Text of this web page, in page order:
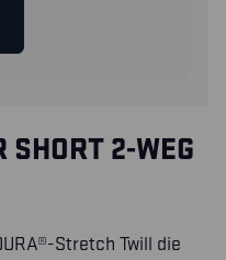
2-WEG
Stretch Twill die